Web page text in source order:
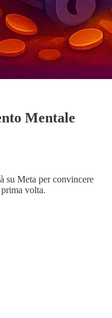
Mentale
su Meta per convincere
volta.